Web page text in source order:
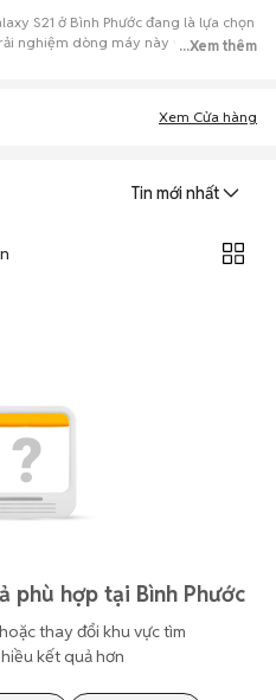
S21 ở Bình Phước đang là lựa chọn
nghiệm dòng máy này với chi phí
máy, mang đến đa dạng sự lựa
máy và màu sắc.
tế của máy so với mô tả trên
chủ động thỏa thuận giá cả và
nhanh chóng khi đạt được
...Xem thêm
Xem Cửa hàng
Tin mới nhất
phù hợp tại Bình Phước
thay đổi khu vực tìm
kết quả hơn